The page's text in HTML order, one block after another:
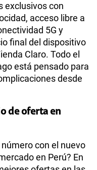
exclusivos con
acceso libre a
5G y
final del dispositivo
Claro. Todo el
está pensado para
desde
de oferta en
con el nuevo
en Perú? En